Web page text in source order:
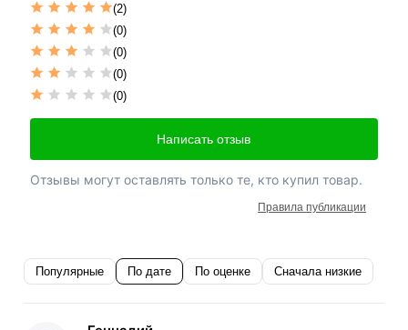
Популярные По дате По оценке Сначала низкие
(2)
(0)
(0)
(0)
(0)
Написать отзыв
Отзывы могут оставлять только те, кто купил товар.
Правила публикации